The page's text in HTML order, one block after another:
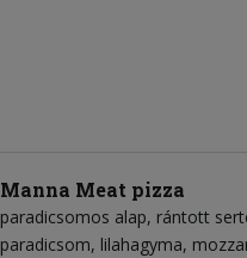
Manna Meat pizza
paradicsomos alap rántott
paradicsom lilahagyma